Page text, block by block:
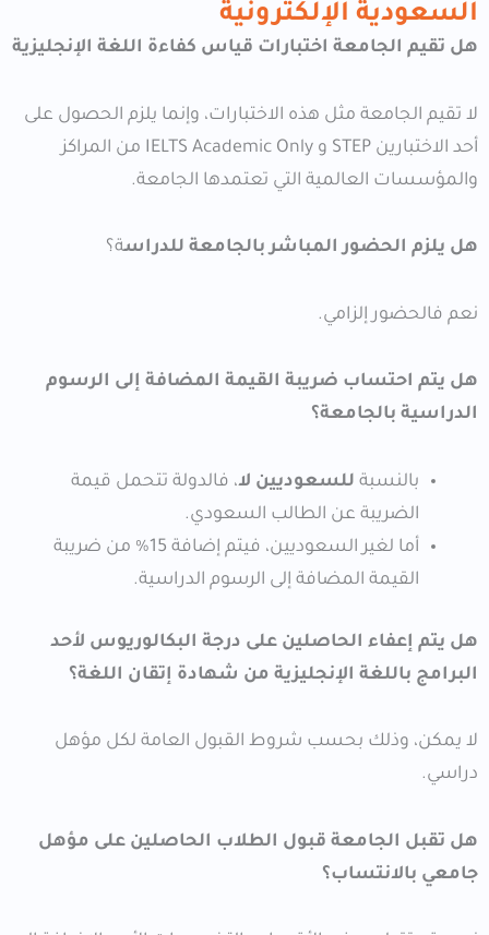
السعودية الإلكترونية
هل تقيم الجامعة اختبارات قياس كفاءة اللغة الإنجليزية
لا تقيم الجامعة مثل هذه الاختبارات، وإنما يلزم الحصول على
أحد الاختبارين STEP و IELTS Academic Only من المراكز
والمؤسسات العالمية التي تعتمدها الجامعة.
هل يلزم الحضور المباشر بالجامعة للدراسة؟
نعم فالحضور إلزامي.
هل يتم احتساب ضريبة القيمة المضافة إلى الرسوم
الدراسية بالجامعة؟
بالنسبة للسعوديين لا، فالدولة تتحمل قيمة
الضريبة عن الطالب السعودي.
أما لغير السعوديين، فيتم إضافة 15% من ضريبة
القيمة المضافة إلى الرسوم الدراسية.
هل يتم إعفاء الحاصلين على درجة البكالوريوس لأحد
البرامج باللغة الإنجليزية من شهادة إتقان اللغة؟
لا يمكن، وذلك بحسب شروط القبول العامة لكل مؤهل
دراسي.
هل تقبل الجامعة قبول الطلاب الحاصلين على مؤهل
جامعي بالانتساب؟